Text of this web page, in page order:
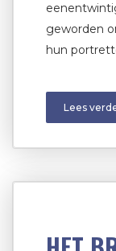
geworden
hun
Lees